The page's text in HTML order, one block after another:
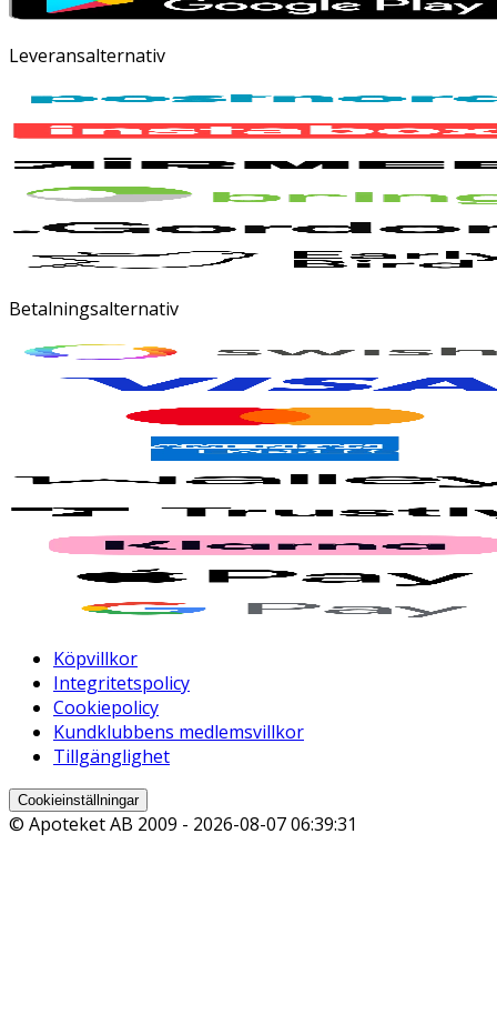
Leveransalternativ
Betalningsalternativ
Köpvillkor
Integritetspolicy
Cookiepolicy
Kundklubbens medlemsvillkor
Tillgänglighet
Cookieinställningar
© Apoteket AB 2009 - 2026-08-07 06:39:31